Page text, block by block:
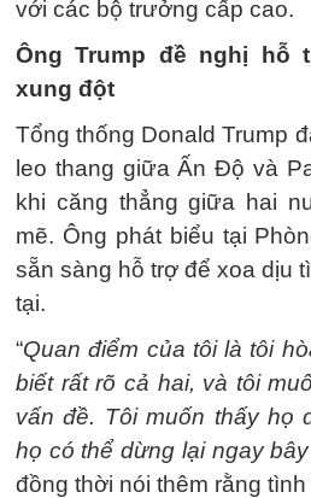
với các bộ trưởng cấp cao.
Ông Trump đề nghị hỗ
xung đột
Tổng thống Donald Trump
leo thang giữa Ấn Độ và
khi căng thẳng giữa hai
mẽ. Ông phát biểu tại
sẵn sàng hỗ trợ để xoa dịu
tại.
“Quan điểm của tôi là tôi
biết rất rõ cả hai, và tôi
vấn đề. Tôi muốn thấy họ
họ có thể dừng lại ngay
đồng thời nói thêm rằng tình